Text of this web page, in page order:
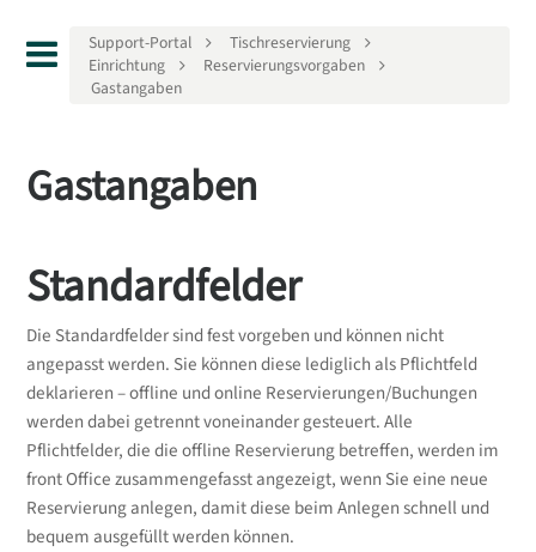
Support-Portal
Tischreservierung
Einrichtung
Reservierungsvorgaben
Gastangaben
Gastangaben
Standardfelder
Die Standardfelder sind fest vorgeben und können nicht
angepasst werden. Sie können diese lediglich als Pflichtfeld
deklarieren – offline und online Reservierungen/Buchungen
werden dabei getrennt voneinander gesteuert. Alle
Pflichtfelder, die die offline Reservierung betreffen, werden im
front Office zusammengefasst angezeigt, wenn Sie eine neue
Reservierung anlegen, damit diese beim Anlegen schnell und
bequem ausgefüllt werden können.